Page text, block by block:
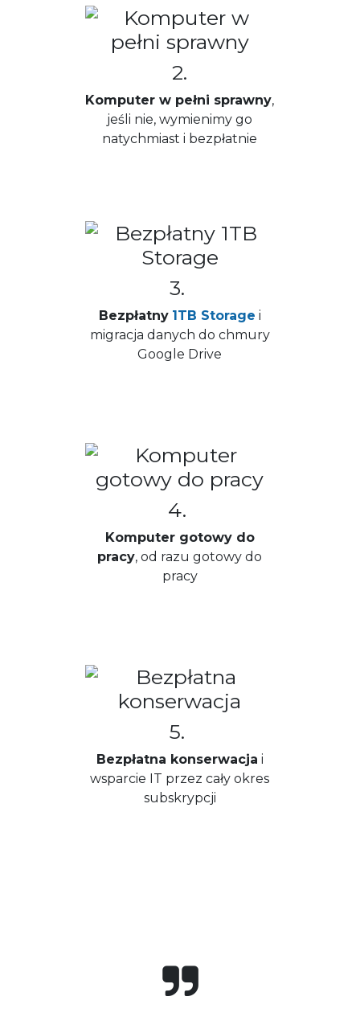
5.
Bezpłatna konserwacja i
wsparcie IT przez cały okres
subskrypcji
4.
Komputer gotowy do
pracy, od razu gotowy do
pracy
3.
Bezpłatny 1TB Storage i
migracja danych do chmury
Google Drive
2.
Komputer w pełni sprawny,
jeśli nie, wymienimy go
natychmiast i bezpłatnie